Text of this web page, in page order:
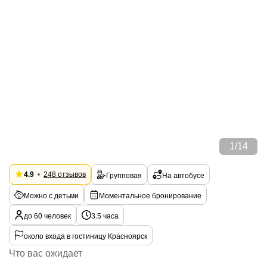
1 /14
4.9 248 отзывов Групповая На автобусе
Можно с детьми Моментальное бронирование
до 60 человек 3.5 часа
около входа в гостиницу Красноярск
Что вас ожидает